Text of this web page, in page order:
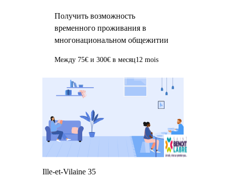
Получить возможность
временного проживания в
многонациональном общежитии
Между 75€ и 300€ в месяц12 mois
Ille-et-Vilaine 35